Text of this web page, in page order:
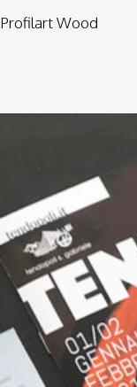
Profilart Wood